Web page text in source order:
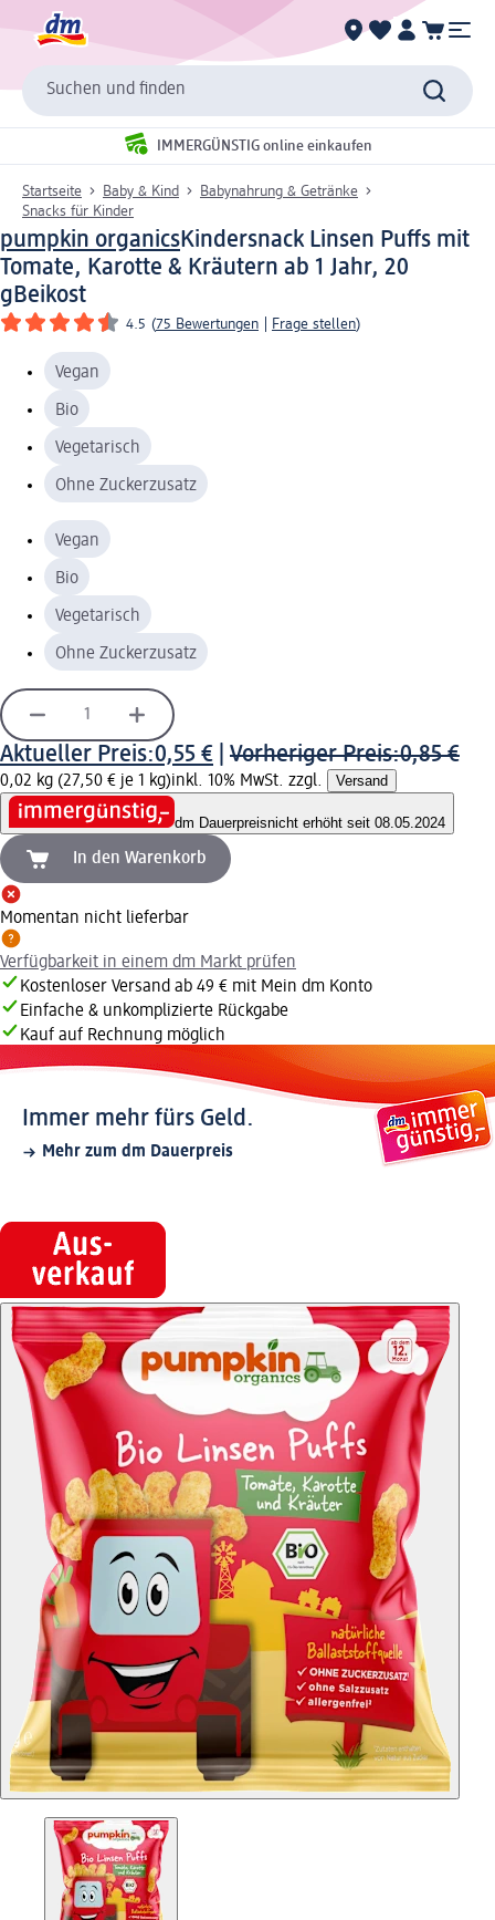
Suchen und finden
IMMERGÜNSTIG online einkaufen
Startseite Baby & Kind
Babynahrung & Getränke
Snacks für Kinder
pumpkin organicsKindersnack Linsen Puffs mit
Tomate, Karotte & Kräutern ab 1 Jahr, 20
gBeikost
4.5 (75 Bewertungen Frage stellen)
Vegan
Bio
Vegetarisch
Ohne Zuckerzusatz
Vegan
Bio
Vegetarisch
Ohne Zuckerzusatz
Aktueller Preis:0,55 € Vorheriger Preis:0,85 €
0,02 kg (27,50 € je 1 kg)inkl. 10% MwSt. zzgl. Versand
dm Dauerpreisnicht erhöht seit 08.05.2024
In den Warenkorb
Momentan nicht lieferbar
Verfügbarkeit in einem dm Markt prüfen
Kostenloser Versand ab 49 € mit Mein dm Konto
Einfache & unkomplizierte Rückgabe
Kauf auf Rechnung möglich
Immer mehr fürs Geld.
Mehr zum dm Dauerpreis